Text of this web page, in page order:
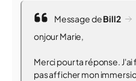
Message deBill2
onjour Marie,
Merci pour ta réponse.
pas afficher mon